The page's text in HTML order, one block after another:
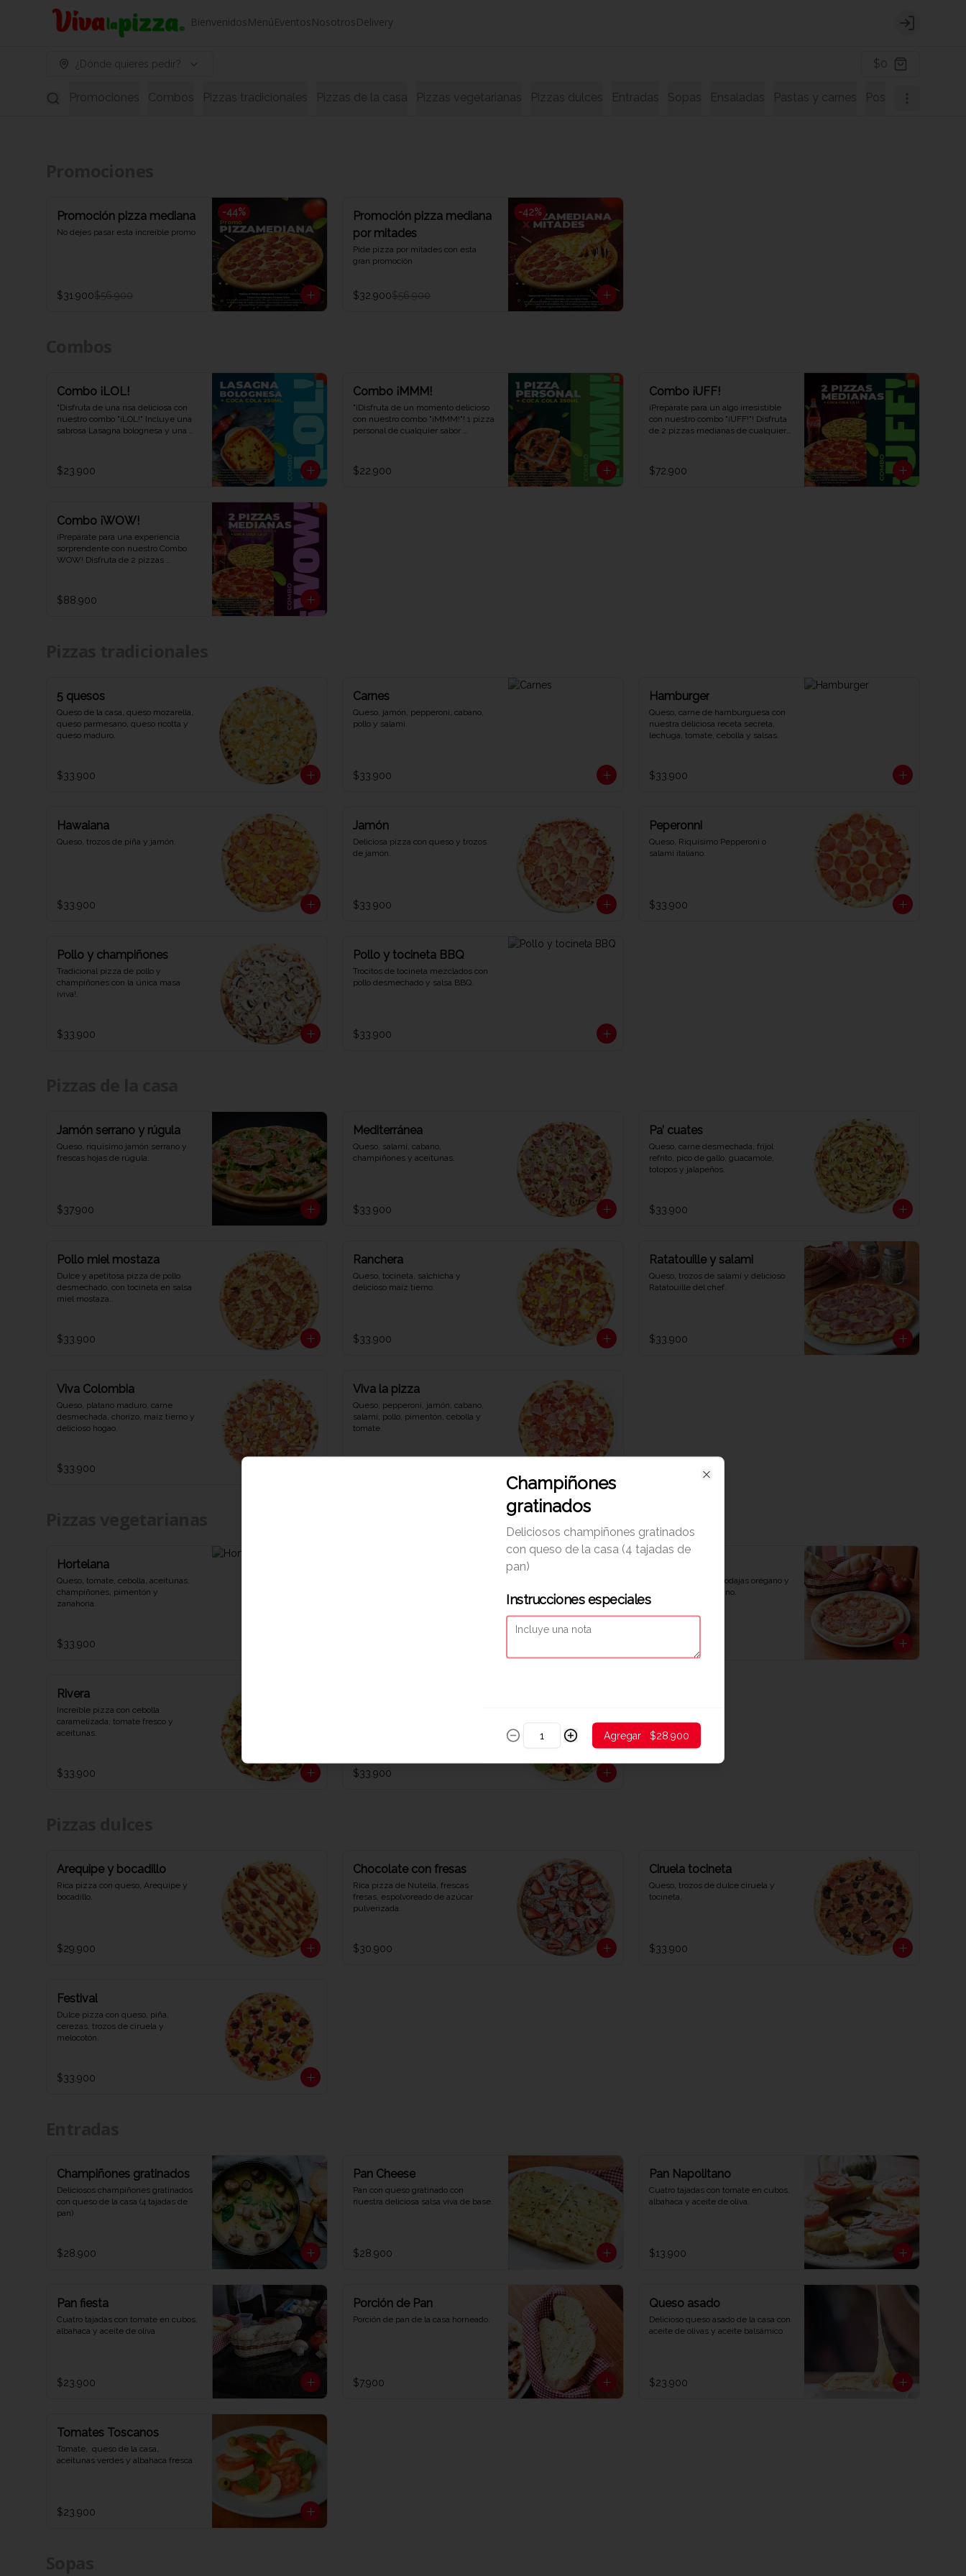
BienvenidosMenúEventosNosotrosDelivery
Login
¿Dónde quieres pedir? $0
Promociones Combos Pizzas tradicionales Pizzas de la casa Pizzas vegetarianas Pizzas dulces Entradas Sopas Ensaladas Pastas y carnes Postres
-44%
Promoción pizza mediana
No dejes pasar esta increíble promo
$31.900$56.900
-42%
Promoción pizza mediana
por mitades
Pide pizza por mitades con esta
gran promoción
$32.900$56.900
Combo ¡LOL!
"Disfruta de una risa deliciosa con
nuestro combo "¡LOL!" Incluye una
sabrosa Lasagna bolognesa y una
experiencia de sabor auténtica y
divertida. ¡Ven y descubre por qué
$23.900
Combo ¡MMM!
"¡Disfruta de un momento delicioso
con nuestro combo "¡MMM!"! 1 pizza
personal de cualquier sabor
bocado y déjate llevar por el placer.
¡Ven y descubre por qué este
$22.900
Combo ¡UFF!
¡Prepárate para un algo irresistible
con nuestro combo "¡UFF!"! Disfruta
de 2 pizzas medianas de cualquier
perfecta para satisfacer tus antojos y
deleitar tus sentidos. ¡Ven y
$72.900
Combo ¡WOW!
¡Prepárate para una experiencia
sorprendente con nuestro Combo
WOW! Disfruta de 2 pizzas
Coca-Cola de 1,5 litros. Una
combinación explosiva de sabores y
$88.900
5 quesos
Queso de la casa, queso mozarella,
queso parmesano, queso ricotta y
queso maduro.
$33.900
Carnes
Queso, jamón, pepperoni, cabano,
pollo y salami.
$33.900
Hamburger
Queso, carne de hamburguesa con
nuestra deliciosa receta secreta,
lechuga, tomate, cebolla y salsas.
$33.900
Hawaiana
Queso, trozos de piña y jamón.
$33.900
Jamón
Deliciosa pizza con queso y trozos
de jamón.
$33.900
Peperonni
Queso, Riquísimo Pepperoni o
salami italiano.
$33.900
Pollo y champiñones
Tradicional pizza de pollo y
champiñones con la única masa
¡viva!.
$33.900
Pollo y tocineta BBQ
Trocitos de tocineta mezclados con
pollo desmechado y salsa BBQ.
$33.900
Jamón serrano y rúgula
Queso, riquísimo jamón serrano y
frescas hojas de rúgula.
$37.900
Mediterránea
Queso, salamí, cabano,
champiñones y aceitunas.
$33.900
Pa’ cuates
Queso, carne desmechada, frijol
refrito, pico de gallo, guacamole,
totopos y jalapeños.
$33.900
Pollo miel mostaza
Dulce y apetitosa pizza de pollo
desmechado, con tocineta en salsa
miel mostaza..
$33.900
Ranchera
Queso, tocineta, salchicha y
delicioso maíz tierno.
$33.900
Ratatouille y salami
Queso, trozos de salamí y delicioso
Ratatouille del chef.
$33.900
Viva Colombia
Queso, platano maduro, carne
desmechada, chorizo, maíz tierno y
delicioso hogao.
$33.900
Viva la pizza
Queso, pepperoni, jamón, cabano,
salamí, pollo, pimentón, cebolla y
tomate.
Hortelana
Queso, tomate, cebolla, aceitunas,
champiñones, pimentón y
zanahoria.
$33.900
Queso, Tomate en rodajas orégano y
rico queso parmesano.
Rivera
Increíble pizza con cebolla
caramelizada, tomate fresco y
aceitunas.
$33.900 $33.900
Arequipe y bocadillo
Rica pizza con queso, Arequipe y
bocadillo.
$29.900
Chocolate con fresas
Rica pizza de Nutella, frescas
fresas, espolvoreado de azúcar
pulverizada.
$30.900
Ciruela tocineta
Queso, trozos de dulce ciruela y
tocineta.
$33.900
Festival
Dulce pizza con queso, piña,
cerezas, trozos de ciruela y
melocotón.
$33.900
Champiñones gratinados
Deliciosos champiñones gratinados
con queso de la casa (4 tajadas de
pan)
$28.900
Pan Cheese
Pan con queso gratinado con
nuestra deliciosa salsa viva de base.
$28.900
Pan Napolitano
Cuatro tajadas con tomate en cubos,
albahaca y aceite de oliva.
$13.900
Pan fiesta
Cuatro tajadas con tomate en cubos,
albahaca y aceite de oliva
$23.900
Porción de Pan
Porción de pan de la casa horneado.
$7.900
Queso asado
Delicioso queso asado de la casa con
aceite de olivas y aceite balsámico
$23.900
Tomates Toscanos
Tomate,  queso de la casa,
aceitunas verdes y albahaca fresca
$23.900
Champiñones
gratinados
Deliciosos champiñones gratinados
con queso de la casa (4 tajadas de
pan)
Instrucciones especiales
Agregar $28.900